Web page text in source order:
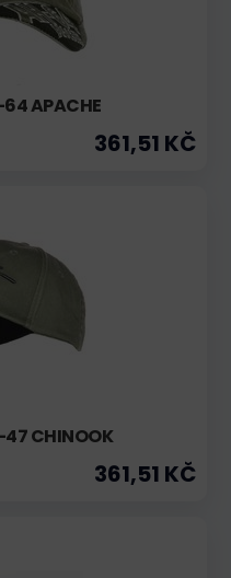
APACHE
361,51 KČ
47 CHINOOK
361,51 KČ